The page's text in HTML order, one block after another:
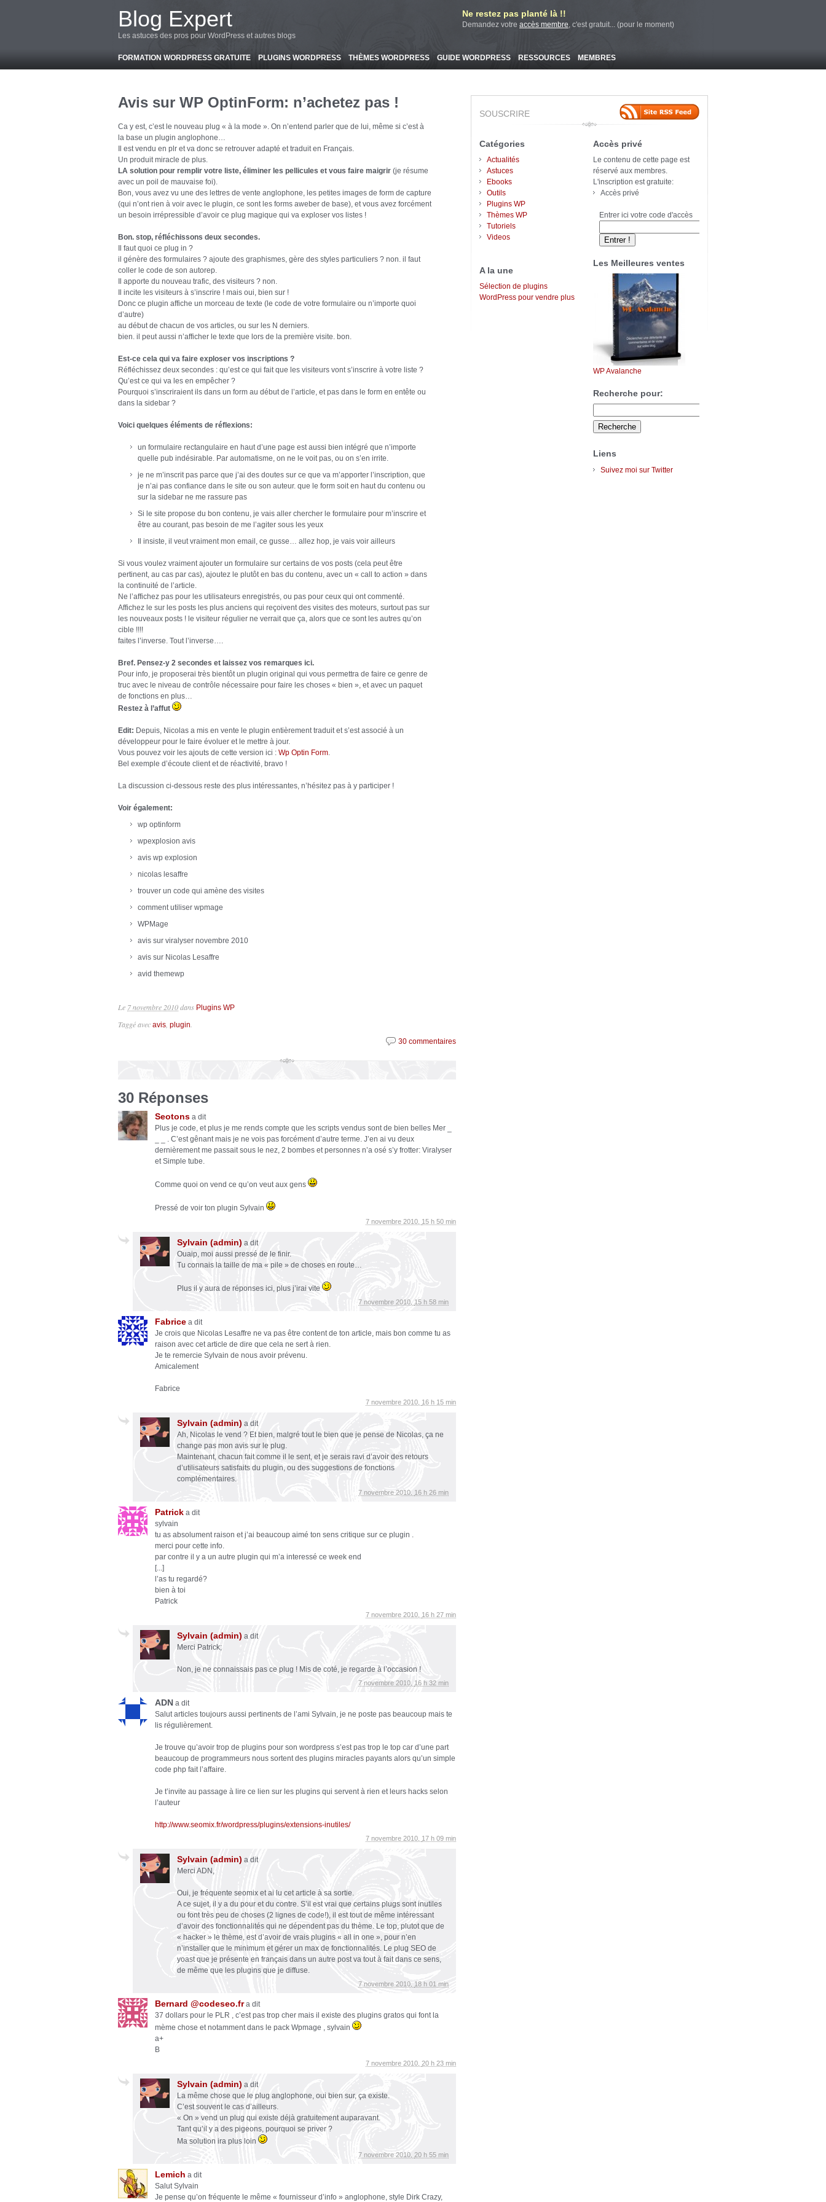
Ne restez pas planté là !!
Demandez votre accès membre, c'est gratuit... (pour le moment)
Blog Expert
Les astuces des pros pour WordPress et autres blogs
FORMATION WORDPRESS GRATUITE PLUGINS WORDPRESS THÈMES WORDPRESS GUIDE WORDPRESS RESSOURCES MEMBRES
Avis sur WP OptinForm: n’achetez pas !
Ca y est, c’est le nouveau plug « à la mode ». On n’entend parler que de lui, même si c’est à
la base un plugin anglophone…
Il est vendu en plr et va donc se retrouver adapté et traduit en Français.
Un produit miracle de plus.
LA solution pour remplir votre liste, éliminer les pellicules et vous faire maigrir (je résume
avec un poil de mauvaise foi).
Bon, vous avez vu une des lettres de vente anglophone, les petites images de form de capture
(qui n’ont rien à voir avec le plugin, ce sont les forms aweber de base), et vous avez forcément
un besoin irrépressible d’avoir ce plug magique qui va exploser vos listes !
Bon. stop, réfléchissons deux secondes.
Il faut quoi ce plug in ?
il génère des formulaires ? ajoute des graphismes, gère des styles particuliers ? non. il faut
coller le code de son autorep.
Il apporte du nouveau trafic, des visiteurs ? non.
Il incite les visiteurs à s’inscrire ! mais oui, bien sur !
Donc ce plugin affiche un morceau de texte (le code de votre formulaire ou n’importe quoi
d’autre)
au début de chacun de vos articles, ou sur les N derniers.
bien. il peut aussi n’afficher le texte que lors de la première visite. bon.
Est-ce cela qui va faire exploser vos inscriptions ?
Réfléchissez deux secondes : qu’est ce qui fait que les visiteurs vont s’inscrire à votre liste ?
Qu’est ce qui va les en empêcher ?
Pourquoi s’inscriraient ils dans un form au début de l’article, et pas dans le form en entête ou
dans la sidebar ?
Voici quelques éléments de réflexions:
un formulaire rectangulaire en haut d’une page est aussi bien intégré que n’importe
quelle pub indésirable. Par automatisme, on ne le voit pas, ou on s’en irrite.
je ne m’inscrit pas parce que j’ai des doutes sur ce que va m’apporter l’inscription, que
je n’ai pas confiance dans le site ou son auteur. que le form soit en haut du contenu ou
sur la sidebar ne me rassure pas
Si le site propose du bon contenu, je vais aller chercher le formulaire pour m’inscrire et
être au courant, pas besoin de me l’agiter sous les yeux
Il insiste, il veut vraiment mon email, ce gusse… allez hop, je vais voir ailleurs
Si vous voulez vraiment ajouter un formulaire sur certains de vos posts (cela peut être
pertinent, au cas par cas), ajoutez le plutôt en bas du contenu, avec un « call to action » dans
la continuité de l’article.
Ne l’affichez pas pour les utilisateurs enregistrés, ou pas pour ceux qui ont commenté.
Affichez le sur les posts les plus anciens qui reçoivent des visites des moteurs, surtout pas sur
les nouveaux posts ! le visiteur régulier ne verrait que ça, alors que ce sont les autres qu’on
cible !!!!
faites l’inverse. Tout l’inverse….
Bref. Pensez-y 2 secondes et laissez vos remarques ici.
Pour info, je proposerai très bientôt un plugin original qui vous permettra de faire ce genre de
truc avec le niveau de contrôle nécessaire pour faire les choses « bien », et avec un paquet
de fonctions en plus…
Restez à l’affut
Edit: Depuis, Nicolas a mis en vente le plugin entièrement traduit et s’est associé à un
développeur pour le faire évoluer et le mettre à jour.
Vous pouvez voir les ajouts de cette version ici : Wp Optin Form.
Bel exemple d’écoute client et de réactivité, bravo !
La discussion ci-dessous reste des plus intéressantes, n’hésitez pas à y participer !
Voir également:
wp optinform
wpexplosion avis
avis wp explosion
nicolas lesaffre
trouver un code qui amène des visites
comment utiliser wpmage
WPMage
avis sur viralyser novembre 2010
avis sur Nicolas Lesaffre
avid themewp
Le 7 novembre 2010dans Plugins WP
Taggé avec avis plugin
30 commentaires
30 Réponses
Seotons a dit
Plus je code, et plus je me rends compte que les scripts vendus sont de bien belles Mer _
_ _ . C’est gênant mais je ne vois pas forcément d’autre terme. J’en ai vu deux
dernièrement me passait sous le nez, 2 bombes et personnes n’a osé s’y frotter: Viralyser
et Simple tube.
Comme quoi on vend ce qu’on veut aux gens
Pressé de voir ton plugin Sylvain
7 novembre 2010, 15 h 50 min
Sylvain (admin) a dit
Ouaip, moi aussi pressé de le finir.
Tu connais la taille de ma « pile » de choses en route…
Plus il y aura de réponses ici, plus j’irai vite
7 novembre 2010, 15 h 58 min
Fabrice a dit
Je crois que Nicolas Lesaffre ne va pas être content de ton article, mais bon comme tu as
raison avec cet article de dire que cela ne sert à rien.
Je te remercie Sylvain de nous avoir prévenu.
Amicalement
Fabrice
7 novembre 2010, 16 h 15 min
Sylvain (admin) a dit
Ah, Nicolas le vend ? Et bien, malgré tout le bien que je pense de Nicolas, ça ne
change pas mon avis sur le plug.
Maintenant, chacun fait comme il le sent, et je serais ravi d’avoir des retours
d’utilisateurs satisfaits du plugin, ou des suggestions de fonctions
complémentaires.
7 novembre 2010, 16 h 26 min
Patrick a dit
sylvain
tu as absolument raison et j’ai beaucoup aimé ton sens critique sur ce plugin .
merci pour cette info.
par contre il y a un autre plugin qui m’a interessé ce week end
[...]
l’as tu regardé?
bien à toi
Patrick
7 novembre 2010, 16 h 27 min
Sylvain (admin) a dit
Merci Patrick;
Non, je ne connaissais pas ce plug ! Mis de coté, je regarde à l’occasion !
7 novembre 2010, 16 h 32 min
ADN a dit
Salut articles toujours aussi pertinents de l’ami Sylvain, je ne poste pas beaucoup mais te
lis régulièrement.
Je trouve qu’avoir trop de plugins pour son wordpress s’est pas trop le top car d’une part
beaucoup de programmeurs nous sortent des plugins miracles payants alors qu’un simple
code php fait l’affaire.
Je t’invite au passage à lire ce lien sur les plugins qui servent à rien et leurs hacks selon
l’auteur
http://www.seomix.fr/wordpress/plugins/extensions-inutiles/
7 novembre 2010, 17 h 09 min
Sylvain (admin) a dit
Merci ADN,
Oui, je fréquente seomix et ai lu cet article à sa sortie.
A ce sujet, il y a du pour et du contre. S’il est vrai que certains plugs sont inutiles
ou font très peu de choses (2 lignes de code!), il est tout de même intéressant
d’avoir des fonctionnalités qui ne dépendent pas du thème. Le top, plutot que de
« hacker » le thème, est d’avoir de vrais plugins « all in one », pour n’en
n’installer que le minimum et gérer un max de fonctionnalités. Le plug SEO de
yoast que je présente en français dans un autre post va tout à fait dans ce sens,
de même que les plugins que je diffuse.
7 novembre 2010, 18 h 01 min
Bernard @codeseo.fr a dit
37 dollars pour le PLR , c’est pas trop cher mais il existe des plugins gratos qui font la
mème chose et notamment dans le pack Wpmage , sylvain
a+
B
7 novembre 2010, 20 h 23 min
Sylvain (admin) a dit
La même chose que le plug anglophone, oui bien sur, ça existe.
C’est souvent le cas d’ailleurs.
« On » vend un plug qui existe déjà gratuitement auparavant.
Tant qu’il y a des pigeons, pourquoi se priver ?
Ma solution ira plus loin
7 novembre 2010, 20 h 55 min
Lemich a dit
Salut Sylvain
Je pense qu’on fréquente le même « fournisseur d’info » anglophone, style Dirk Crazy,
SOUSCRIRE
Catégories
Actualités
Astuces
Ebooks
Outils
Plugins WP
Thèmes WP
Tutoriels
Videos
A la une
Sélection de plugins
WordPress pour vendre plus
Accès privé
Le contenu de cette page est
réservé aux membres.
L'inscription est gratuite:
Accès privé
Entrer ici votre code d'accès
Les Meilleures ventes
WP Avalanche
Recherche pour:
Liens
Suivez moi sur Twitter